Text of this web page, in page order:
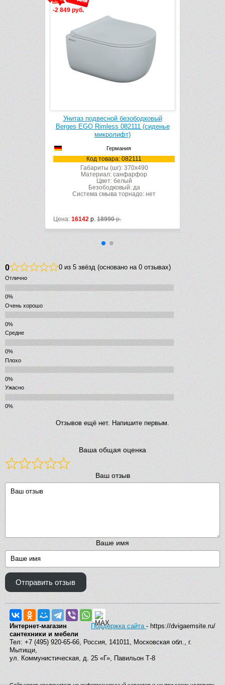
-2 849 руб.
Унитаз подвесной безободковый
Berges EGO Rimless 082111 (сиденье
микролифт)
Германия
Код товара: 082111
Габариты (шг): 370x490
Материал: санфарфор
Цвет: белый
Безободковый: да
Система смыва торнадо: нет
Цена: 16142 р. 18990р.
0 0 из 5 звёзд (основано на 0 отзывах)
Отлично
Очень хорошо
Средне
Плохо
Ужасно
Отзывов ещё нет. Напишите первым.
Ваша общая оценка
Ваш отзыв
Ваше имя
Отправить отзыв
Поддержка сайта- https://dvigaemsite.ru/
Интернет-магазин
сантехники и мебели
Тел: +7 (495) 920-65-66, Россия, 141011, Московская обл., г.
Мытищи,
ул. Коммунистическая, д. 25 «Г», Павильон Т-8